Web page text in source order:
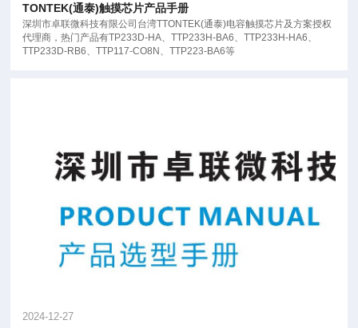
TONTEK(通泰)触摸芯片产品手册
深圳市卓联微科技有限公司台湾TTONTEK(通泰)电容触摸芯片及方案授权
代理商，热门产品有TP233D-HA、TTP233H-BA6、TTP233H-HA6、
TTP233D-RB6、TTP117-CO8N、TTP223-BA6等
2024-12-27